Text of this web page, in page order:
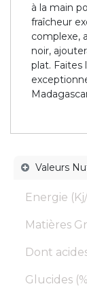
à la main
fraîcheur
complexe,
noir,
plat. Faites
Valeurs
Energie
Matières
Dont
Glucides